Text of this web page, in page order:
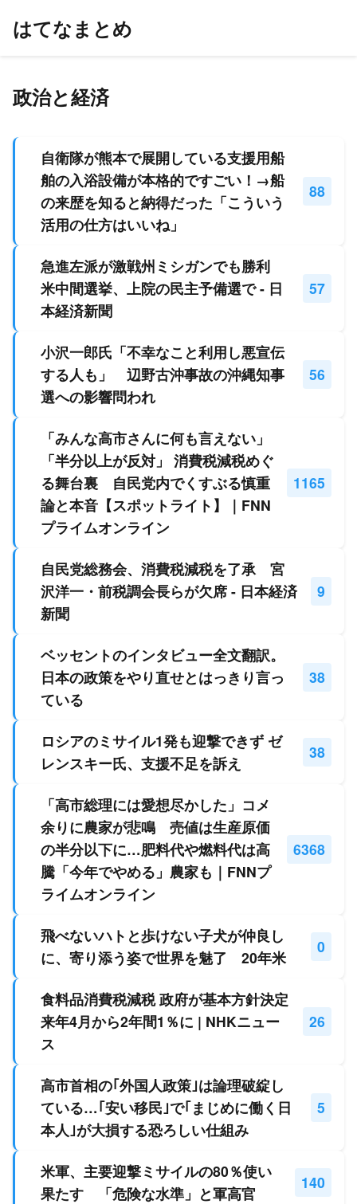
はてなまとめ
政治と経済
自衛隊が熊本で展開している支援用船
舶の入浴設備が本格的ですごい！→船
の来歴を知ると納得だった「こういう
活用の仕方はいいね」
88
急進左派が激戦州ミシガンでも勝利
米中間選挙、上院の民主予備選で - 日
本経済新聞
57
小沢一郎氏「不幸なこと利用し悪宣伝
する人も」 辺野古沖事故の沖縄知事
選への影響問われ
56
「みんな高市さんに何も言えない」
「半分以上が反対」 消費税減税めぐ
る舞台裏 自民党内でくすぶる慎重
論と本音【スポットライト】｜FNN
プライムオンライン
1165
自民党総務会、消費税減税を了承 宮
沢洋一・前税調会長らが欠席 - 日本経済
新聞
9
ベッセントのインタビュー全文翻訳。
日本の政策をやり直せとはっきり言っ
ている
38
ロシアのミサイル1発も迎撃できず ゼ
レンスキー氏、支援不足を訴え
38
「高市総理には愛想尽かした」コメ
余りに農家が悲鳴 売値は生産原価
の半分以下に…肥料代や燃料代は高
騰「今年でやめる」農家も｜FNNプ
ライムオンライン
6368
飛べないハトと歩けない子犬が仲良し
に、寄り添う姿で世界を魅了 20年米
0
食料品消費税減税 政府が基本方針決定
来年4月から2年間1％に | NHKニュー
ス
26
高市首相の｢外国人政策｣は論理破綻し
ている…｢安い移民｣で｢まじめに働く日
本人｣が大損する恐ろしい仕組み
5
米軍、主要迎撃ミサイルの80％使い
果たす 「危険な水準」と軍高官
140